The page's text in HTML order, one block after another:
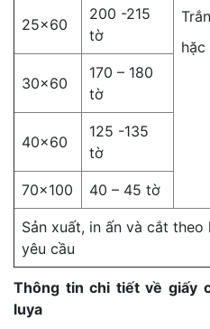
hặc
25×60
200 -215
tờ
30×60
170 – 180
tờ
40×60
125 -135
tờ
70×100 40 – 45 tờ
Sản xuất, in ấn và cắt
yêu cầu
Thông tin chi tiết về giấy
luya